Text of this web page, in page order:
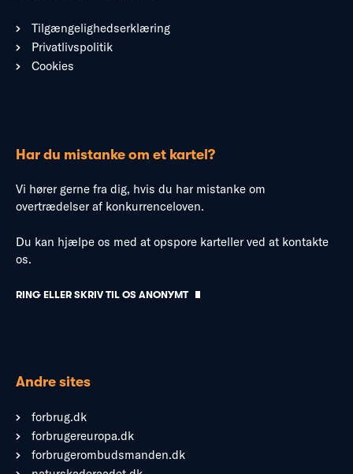
Tilgængelighedserklæring
Privatlivspolitik
Cookies
Har du mistanke om et kartel?
Vi hører gerne fra dig, hvis du har mistanke om
overtrædelser af konkurrenceloven.
Du kan hjælpe os med at opspore karteller ved at kontakte
os.
RING ELLER SKRIV TIL OS ANONYMT
Andre sites
forbrug.dk
forbrugereuropa.dk
forbrugerombudsmanden.dk